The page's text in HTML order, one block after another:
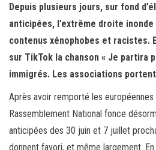
Depuis plusieurs jours, sur fond
anticipées, l’extrême droite
contenus xénophobes et racistes.
sur TikTok la chanson « Je partira
immigrés. Les associations
Après avoir remporté les européennes
Rassemblement National fonce
anticipées des 30 juin et 7 juillet
donnent favori, et même largement.